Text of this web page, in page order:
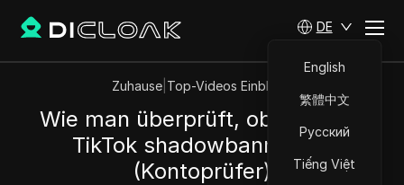
DE
English
繁體中文
Русский
Tiếng Việt
Zuhause Top-Videos Einblicke
Wie man überprüft, ob man auf
TikTok shadowbanned ist
(Kontoprüfer)